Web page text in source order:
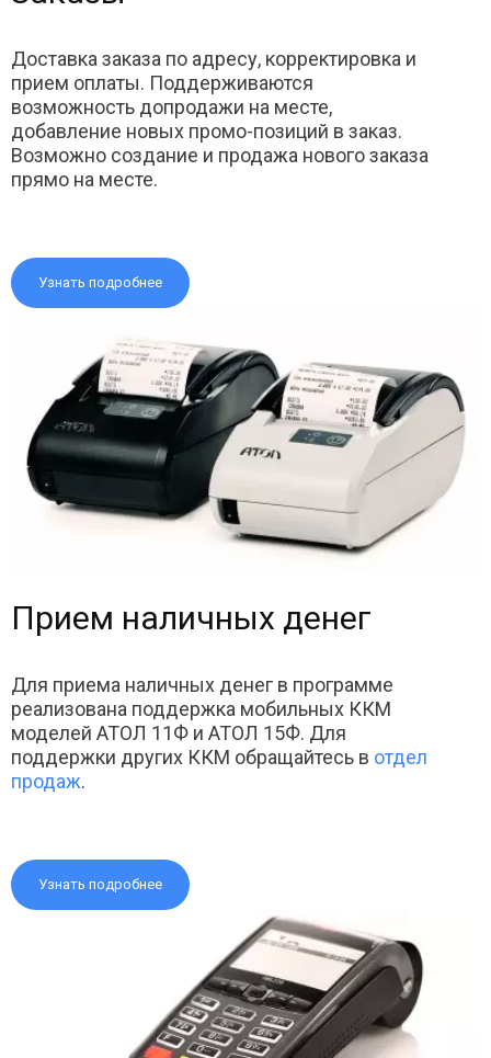
Доставка заказа по адресу, корректировка и
прием оплаты. Поддерживаются
возможность допродажи на месте,
добавление новых промо-позиций в заказ.
Возможно создание и продажа нового заказа
прямо на месте.
Узнать подробнее
Прием наличных денег
Для приема наличных денег в программе
реализована поддержка мобильных ККМ
моделей АТОЛ 11Ф и АТОЛ 15Ф. Для
поддержки других ККМ обращайтесь в отдел
продаж.
Узнать подробнее